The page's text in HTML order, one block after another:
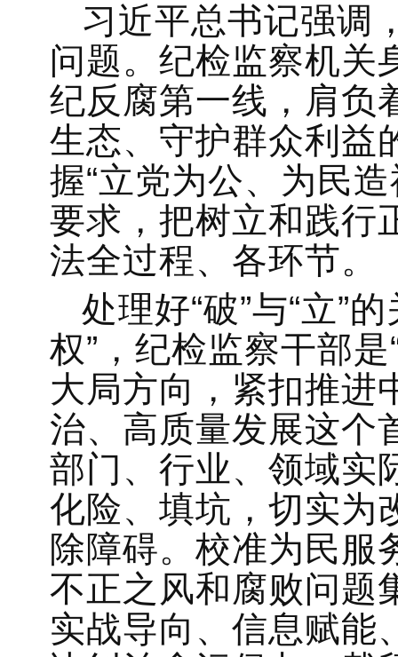
习近平总书记强调
问题。纪检监察机关
纪反腐第一线，肩负
生态、守护群众利益
握“立党为公、为民
要求，把树立和践行
法全过程、各环节。
处理好“破”与“立”
权”，纪检监察干部
大局方向，紧扣推进
治、高质量发展这个
部门、行业、领域实
化险、填坑，切实为
除障碍。校准为民服
不正之风和腐败问题
实战导向、信息赋能